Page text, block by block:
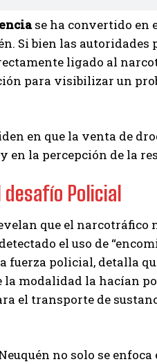
se ha convertido en
Si bien las
ligado al
para visibilizar un
en que la venta de
en la percepción de la
desafío Policial
que el narcotráfico
el uso de
policial, detalla
modalidad la hacían
el transporte de
no solo se